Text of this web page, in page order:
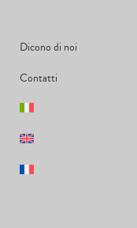
Dicono di noi
Contatti